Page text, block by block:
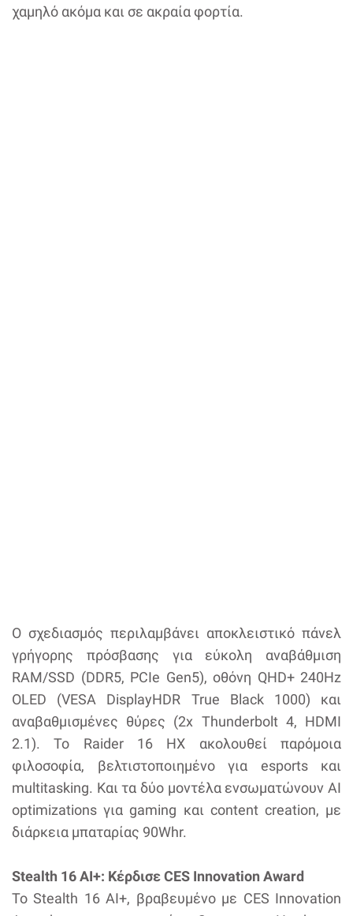
χαμηλό ακόμα και σε ακραία φορτία.
Ο σχεδιασμός περιλαμβάνει αποκλειστικό πάνελ
γρήγορης πρόσβασης για εύκολη αναβάθμιση
RAM/SSD (DDR5, PCIe Gen5), οθόνη QHD+ 240Hz
OLED (VESA DisplayHDR True Black 1000) και
αναβαθμισμένες θύρες (2x Thunderbolt 4, HDMI
2.1). Το Raider 16 HX ακολουθεί παρόμοια
φιλοσοφία, βελτιστοποιημένο για esports και
multitasking. Και τα δύο μοντέλα ενσωματώνουν AI
optimizations για gaming και content creation, με
διάρκεια μπαταρίας 90Whr.
Stealth 16 AI+: Κέρδισε CES Innovation Award
Το Stealth 16 AI+, βραβευμένο με CES Innovation